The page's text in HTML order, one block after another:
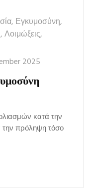
, Εγκυμοσύνη,
,Λοιμώξεις,
2025
κατά την
την πρόληψη τόσο